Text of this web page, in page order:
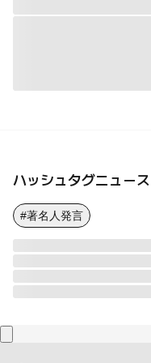
ハッシュタグニュース
#著名人発言